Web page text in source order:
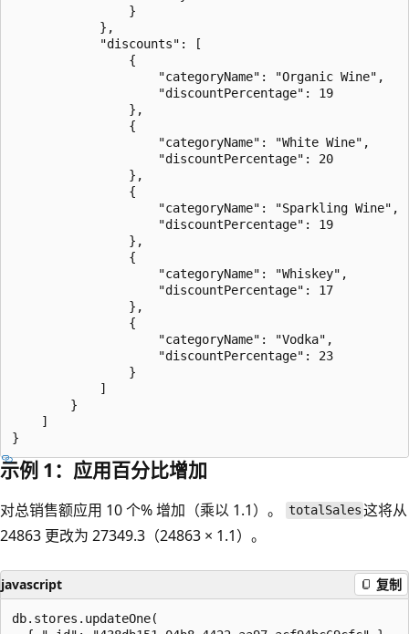
                }
            },
            "discounts": [
                {
                    "categoryName": "Organic Wine",
                    "discountPercentage": 19
                },
                {
                    "categoryName": "White Wine",
                    "discountPercentage": 20
                },
                {
                    "categoryName": "Sparkling Wine",
                    "discountPercentage": 19
                },
                {
                    "categoryName": "Whiskey",
                    "discountPercentage": 17
                },
                {
                    "categoryName": "Vodka",
                    "discountPercentage": 23
                }
            ]
        }
    ]
示例 1：应用百分比增加
对总销售额应用 10 个% 增加（乘以 1.1）。 totalSales 这将从
24863 更改为 27349.3（24863 × 1.1）。
javascript 复制
db.stores.updateOne(